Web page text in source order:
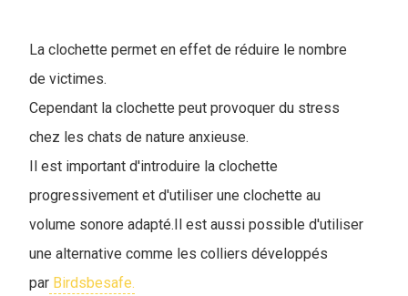
La clochette permet en effet de réduire le nombre
de victimes.
Cependant la clochette peut provoquer du stress
chez les chats de nature anxieuse.
Il est important d'introduire la clochette
progressivement et d'utiliser une clochette au
volume sonore adapté.Il est aussi possible d'utiliser
une alternative comme les colliers développés
par Birdsbesafe.